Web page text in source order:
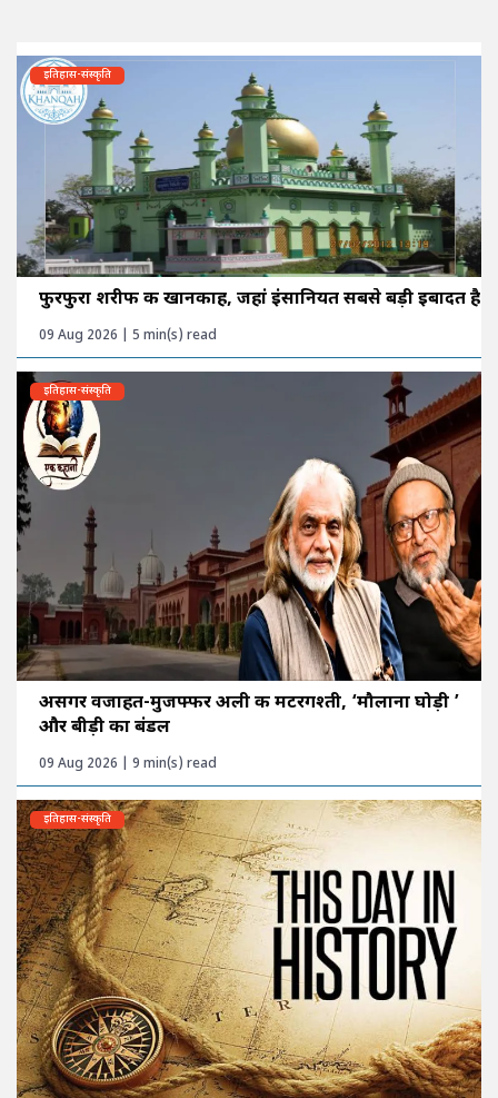
इतिहास-संस्कृति
फुरफुरा शरीफ की खानकाह, जहां इंसानियत सबसे बड़ी इबादत है
09 Aug 2026 | 5 min(s) read
इतिहास-संस्कृति
असगर वजाहत-मुजफ्फर अली की मटरगश्ती, ‘मौलाना घोड़ी ’
और बीड़ी का बंडल
09 Aug 2026 | 9 min(s) read
इतिहास-संस्कृति